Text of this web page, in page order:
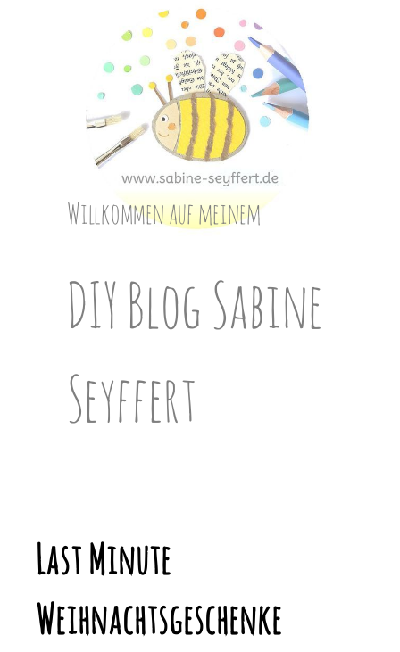
Willkommen auf meinem
DIY Blog Sabine
Seyffert
Last Minute
Weihnachtsgeschenke